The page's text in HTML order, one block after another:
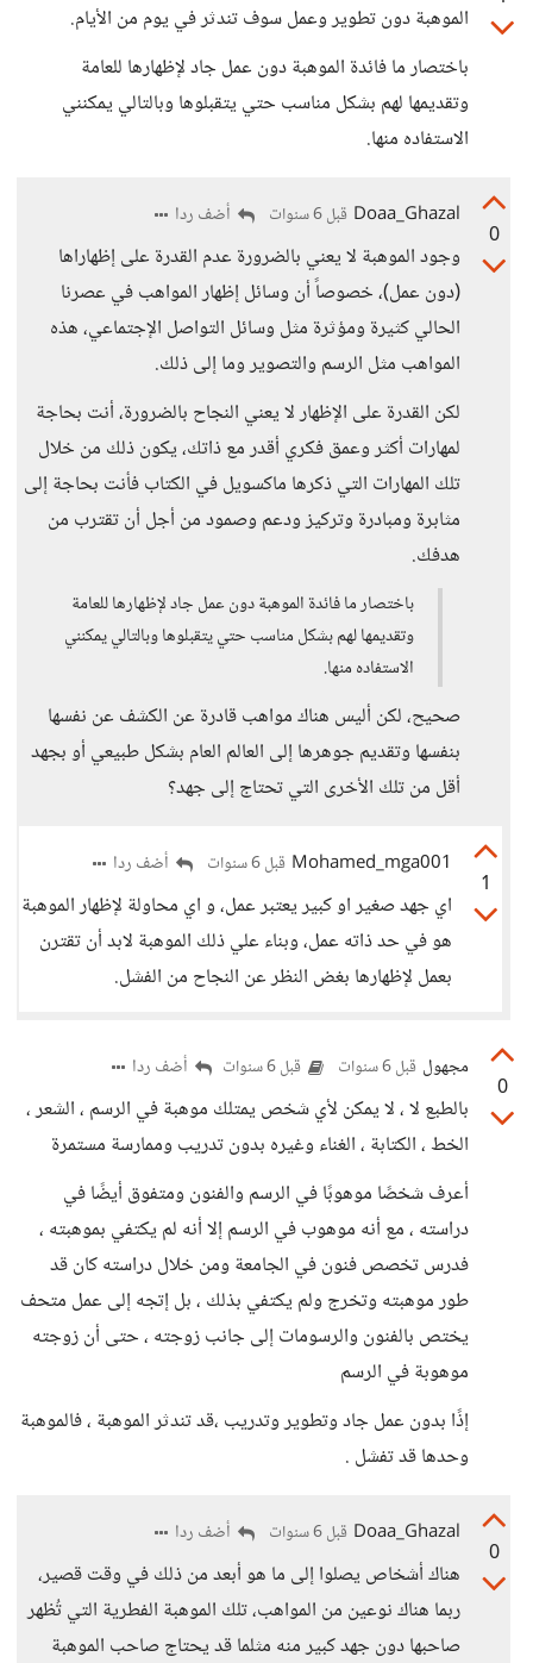
الموهبة دون تطوير وعمل سوف تندثر في يوم من الأيام.
باختصار ما فائدة الموهبة دون عمل جاد لإظهارها للعامة
وتقديمها لهم بشكل مناسب حتي يتقبلوها وبالتالي يمكنني
الاستفاده منها.
0
Doaa_Ghazal قبل 6 سنوات أضف ردا
وجود الموهبة لا يعني بالضرورة عدم القدرة على إظهاراها
(دون عمل)، خصوصاً أن وسائل إظهار المواهب في عصرنا
الحالي كثيرة ومؤثرة مثل وسائل التواصل الإجتماعي، هذه
المواهب مثل الرسم والتصوير وما إلى ذلك.
لكن القدرة على الإظهار لا يعني النجاح بالضرورة، أنت بحاجة
لمهارات أكثر وعمق فكري أقدر مع ذاتك، يكون ذلك من خلال
تلك المهارات التي ذكرها ماكسويل في الكتاب فأنت بحاجة إلى
مثابرة ومبادرة وتركيز ودعم وصمود من أجل أن تقترب من
هدفك.
باختصار ما فائدة الموهبة دون عمل جاد لإظهارها للعامة
وتقديمها لهم بشكل مناسب حتي يتقبلوها وبالتالي يمكنني
الاستفاده منها.
صحيح، لكن أليس هناك مواهب قادرة عن الكشف عن نفسها
بنفسها وتقديم جوهرها إلى العالم العام بشكل طبيعي أو بجهد
أقل من تلك الأخرى التي تحتاج إلى جهد؟
1
Mohamed_mga001 قبل 6 سنوات أضف ردا
اي جهد صغير او كبير يعتبر عمل، و اي محاولة لإظهار الموهبة
هو في حد ذاته عمل، وبناء علي ذلك الموهبة لابد أن تقترن
بعمل لإظهارها بغض النظر عن النجاح من الفشل.
0
مجهول قبل 6 سنوات قبل 6 سنوات أضف ردا
بالطبع لا ، لا يمكن لأي شخص يمتلك موهبة في الرسم ، الشعر ،
الخط ، الكتابة ، الغناء وغيره بدون تدريب وممارسة مستمرة
أعرف شخصًا موهوبًا في الرسم والفنون ومتفوق أيضًا في
دراسته ، مع أنه موهوب في الرسم إلا أنه لم يكتفي بموهبته ،
فدرس تخصص فنون في الجامعة ومن خلال دراسته كان قد
طور موهبته وتخرج ولم يكتفي بذلك ، بل إتجه إلى عمل متحف
يختص بالفنون والرسومات إلى جانب زوجته ، حتى أن زوجته
موهوبة في الرسم
إذًا بدون عمل جاد وتطوير وتدريب ،قد تندثر الموهبة ، فالموهبة
وحدها قد تفشل .
0
Doaa_Ghazal قبل 6 سنوات أضف ردا
هناك أشخاص يصلوا إلى ما هو أبعد من ذلك في وقت قصير،
ربما هناك نوعين من المواهب، تلك الموهبة الفطرية التي تُظهر
صاحبها دون جهد كبير منه مثلما قد يحتاج صاحب الموهبة